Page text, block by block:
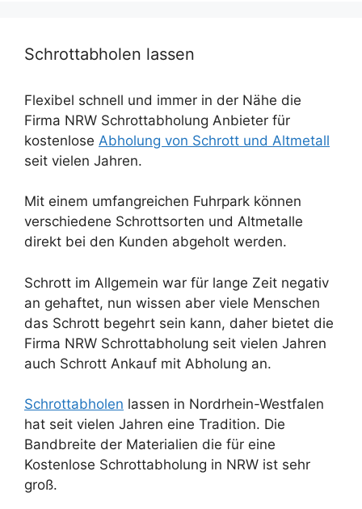
Schrottabholen lassen
Flexibel schnell und immer in der Nähe die
Firma NRW Schrottabholung Anbieter für
kostenlose Abholung von Schrott und Altmetall
seit vielen Jahren.
Mit einem umfangreichen Fuhrpark können
verschiedene Schrottsorten und Altmetalle
direkt bei den Kunden abgeholt werden.
Schrott im Allgemein war für lange Zeit negativ
an gehaftet, nun wissen aber viele Menschen
das Schrott begehrt sein kann, daher bietet die
Firma NRW Schrottabholung seit vielen Jahren
auch Schrott Ankauf mit Abholung an.
Schrottabholen lassen in Nordrhein-Westfalen
hat seit vielen Jahren eine Tradition. Die
Bandbreite der Materialien die für eine
Kostenlose Schrottabholung in NRW ist sehr
groß.